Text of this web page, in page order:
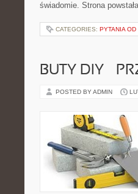
świadomie. Strona
CATEGORIES: PYTANIA
BUTY DIY –
POSTED BY ADMIN